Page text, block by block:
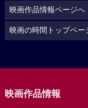
映画作品情報ページへ
映画の時間トップペー
映画作品情報